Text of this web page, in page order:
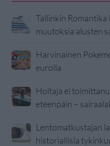
Tallinkin Romantika
muutoksia alusten
Harvinainen
eurolla
Hoitaja ei
eteenpäin –
Lentomatkustajan
historiallisia